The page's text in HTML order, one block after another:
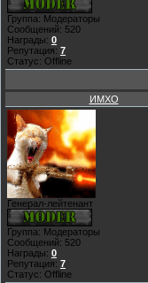
Группа: Модераторы
Сообщений: 520
Награды: 0
Репутация: 7
Статус: Offline
ИМХО
Генерал-лейтенант
Группа: Модераторы
Сообщений: 520
Награды: 0
Репутация: 7
Статус: Offline